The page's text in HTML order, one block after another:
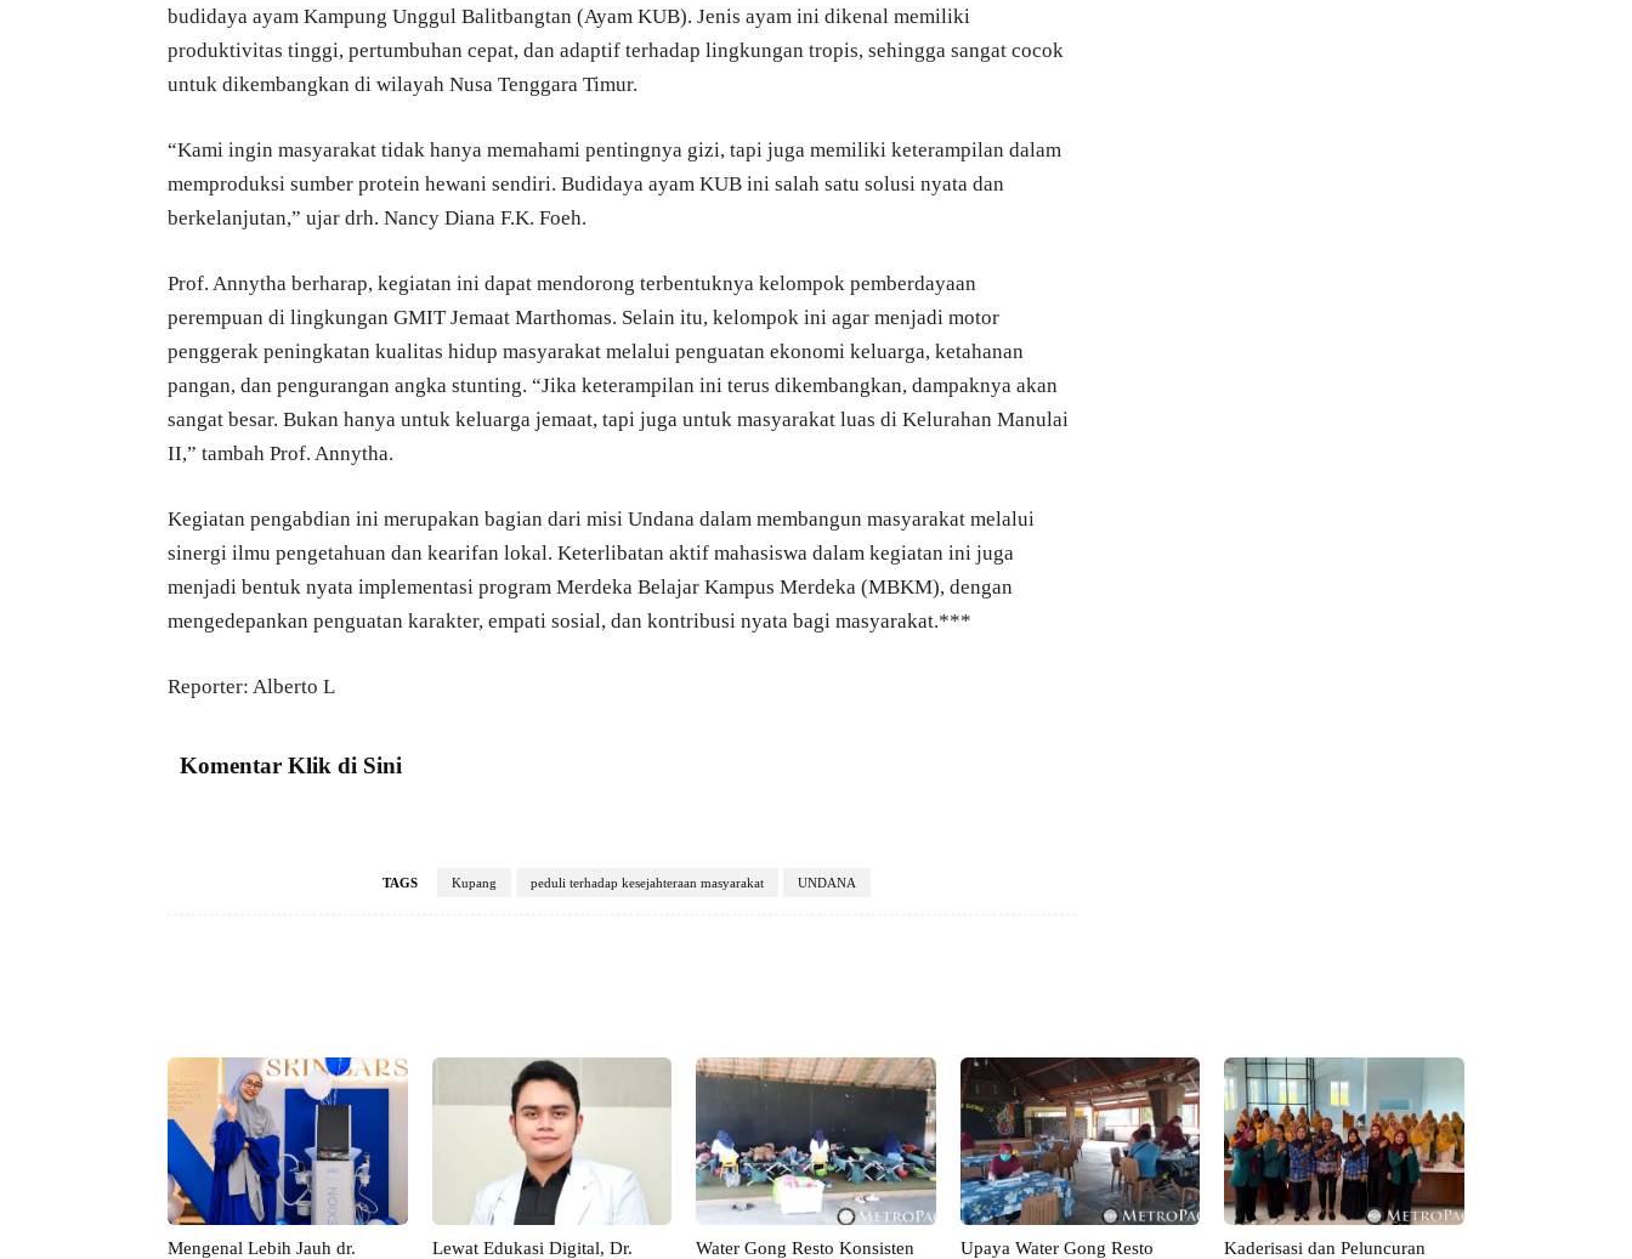
budidaya ayam Kampung Unggul Balitbangtan (Ayam KUB). Jenis ayam ini dikenal memiliki
produktivitas tinggi, pertumbuhan cepat, dan adaptif terhadap lingkungan tropis, sehingga sangat cocok
untuk dikembangkan di wilayah Nusa Tenggara Timur.
“Kami ingin masyarakat tidak hanya memahami pentingnya gizi, tapi juga memiliki keterampilan dalam
memproduksi sumber protein hewani sendiri. Budidaya ayam KUB ini salah satu solusi nyata dan
berkelanjutan,” ujar drh. Nancy Diana F.K. Foeh.
Prof. Annytha berharap, kegiatan ini dapat mendorong terbentuknya kelompok pemberdayaan
perempuan di lingkungan GMIT Jemaat Marthomas. Selain itu, kelompok ini agar menjadi motor
penggerak peningkatan kualitas hidup masyarakat melalui penguatan ekonomi keluarga, ketahanan
pangan, dan pengurangan angka stunting. “Jika keterampilan ini terus dikembangkan, dampaknya akan
sangat besar. Bukan hanya untuk keluarga jemaat, tapi juga untuk masyarakat luas di Kelurahan Manulai
II,” tambah Prof. Annytha.
Kegiatan pengabdian ini merupakan bagian dari misi Undana dalam membangun masyarakat melalui
sinergi ilmu pengetahuan dan kearifan lokal. Keterlibatan aktif mahasiswa dalam kegiatan ini juga
menjadi bentuk nyata implementasi program Merdeka Belajar Kampus Merdeka (MBKM), dengan
mengedepankan penguatan karakter, empati sosial, dan kontribusi nyata bagi masyarakat.***
Reporter: Alberto L
Komentar Klik di Sini
TAGS Kupang peduli terhadap kesejahteraan masyarakat UNDANA
Mengenal Lebih Jauh dr. Lewat Edukasi Digital, Dr. Water Gong Resto Konsisten Upaya Water Gong Resto Kaderisasi dan Peluncuran